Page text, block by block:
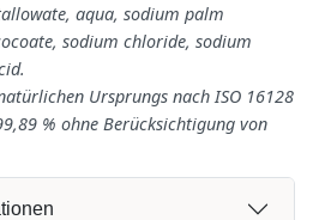
aqua, sodium palm
sodium chloride, sodium
.
Ursprungs nach ISO 16128
% ohne Berücksichtigung von